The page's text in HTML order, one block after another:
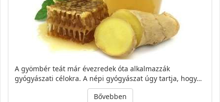
A gyömbér teát már évezredek óta alkalmazzák
gyógyászati célokra. A népi gyógyászat úgy tartja, hogy…
Bővebben